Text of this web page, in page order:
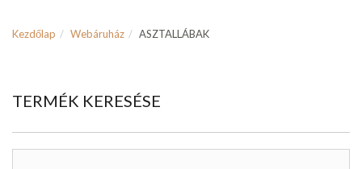
Kezdőlap Webáruház ASZTALLÁBAK
TERMÉK KERESÉSE